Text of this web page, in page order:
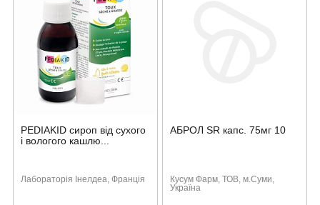
PEDIAKID сироп від сухого
і вологого кашлю...
Лабораторія Інелдеа, Франція
АБРОЛ SR капс. 75мг 10
Кусум Фарм, ТОВ, м.Суми,
Україна